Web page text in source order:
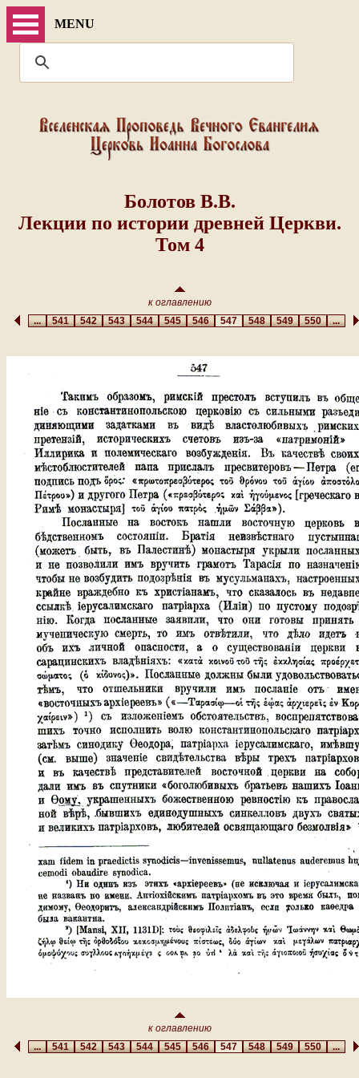
MENU
Болотов В.В.
Лекции по истории древней Церкви.
Том 4
к оглавлению
...541542543544545546 547 548549550...
к оглавлению
...541542543544545546 547 548549550...